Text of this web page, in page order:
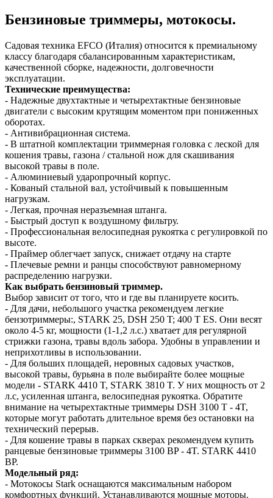
Бензиновые триммеры, мотокосы.
Садовая техника EFCO (Италия) относится к премиальному
классу благодаря сбалансированным характеристикам,
качественной сборке, надежности, долговечности
эксплуатации.
Технические преимущества:
- Надежные двухтактные и четырехтактные бензиновые
двигатели с высоким крутящим моментом при пониженных
оборотах.
- Антивибрационная система.
- В штатной комплектации триммерная головка с леской для
кошения травы, газона / стальной нож для скашивания
высокой травы в поле.
- Алюминиевый ударопрочный корпус.
- Кованый стальной вал, устойчивый к повышенным
нагрузкам.
- Легкая, прочная неразъемная штанга.
- Быстрый доступ к воздушному фильтру.
- Профессиональная велосипедная рукоятка с регулировкой по
высоте.
- Праймер облегчает запуск, снижает отдачу на старте
- Плечевые ремни и ранцы способствуют равномерному
распределению нагрузки.
Как выбрать бензиновый триммер.
Выбор зависит от того, что и где вы планируете косить.
- Для дачи, небольшого участка рекомендуем легкие
бензотриммеры:, STARK 25, DSH 250 T; 400 T ES. Они весят
около 4-5 кг, мощности (1-1,2 л.с.) хватает для регулярной
стрижки газона, травы вдоль забора. Удобны в управлении и
неприхотливы в использовании.
- Для больших площадей, неровных садовых участков,
высокой травы, бурьяна в поле выбирайте более мощные
модели - STARK 4410 T, STARK 3810 T. У них мощность от 2
л.с, усиленная штанга, велосипедная рукоятка. Обратите
внимание на четырехтактные триммеры DSH 3100 T - 4T,
которые могут работать длительное время без остановки на
технический перерыв.
- Для кошение травы в парках скверах рекомендуем купить
ранцевые бензиновые триммеры 3100 BP - 4T. STARK 4410
BP.
Модельный ряд:
- Мотокосы Stark оснащаются максимальным набором
комфортных функций. Устанавливаются мощные моторы.